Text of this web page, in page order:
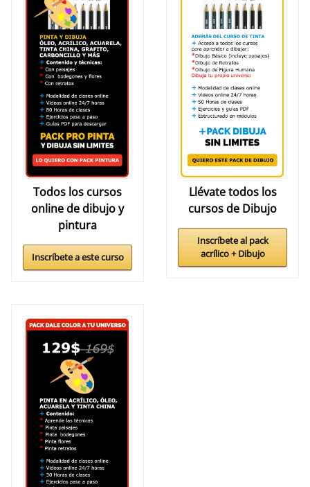
Todos los cursos
online de dibujo y
pintura
Inscríbete a este curso
Llévate todos los
cursos de Dibujo
Inscríbete al pack
acrílico + Dibujo